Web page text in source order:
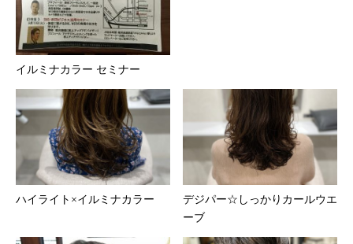
イルミナカラー セミナー
ハイライト×イルミナカラー
デジパー☆しっかりカールウエ
ーブ